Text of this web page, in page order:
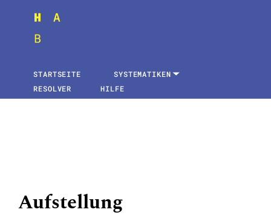
STARTSEITE
SYSTEMATIKEN
RESOLVER
HILFE
Aufstellung